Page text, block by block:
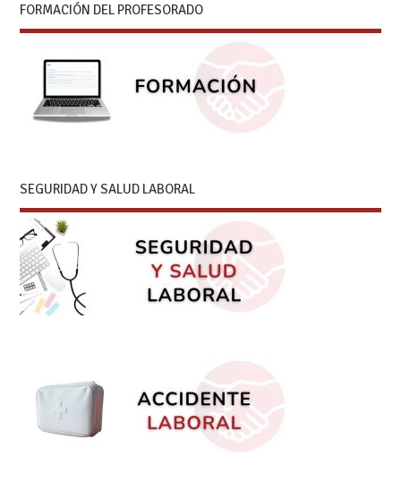
FORMACIÓN DEL PROFESORADO
SEGURIDAD Y SALUD LABORAL